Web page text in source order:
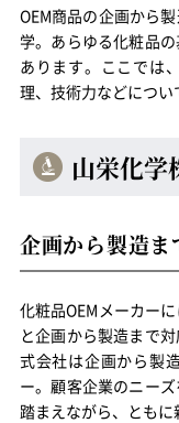
OEM商品の企画から
学。あらゆる化粧品
あります。ここでは
理、技術力などについ
山栄化学
企画から製造
化粧品OEMメーカー
と企画から製造まで
式会社は企画から製
ー。顧客企業のニー
踏まえながら、ともに